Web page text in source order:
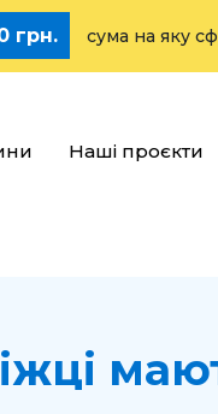
сума на яку
Наші проєкти